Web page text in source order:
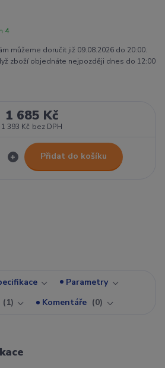
4
můžeme doručit již 09.08.2026 do 20:00.
zboží objednáte nejpozději dnes do 12:00
1 685 Kč
1 393 Kč bez DPH
Přidat do košíku
Parametry
1 Komentáře 0